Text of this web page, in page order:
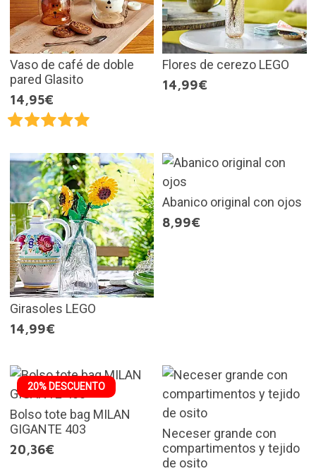
Vaso de café de doble
pared Glasito
14,95€
Flores de cerezo LEGO
14,99€
Girasoles LEGO
14,99€
Abanico original con ojos
8,99€
20% DESCUENTO
Bolso tote bag MILAN
GIGANTE 403
20,36€
Neceser grande con
compartimentos y tejido
de osito